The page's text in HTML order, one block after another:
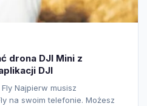
drona DJI Mini z
DJI
Najpierw musisz
na swoim telefonie. Możesz